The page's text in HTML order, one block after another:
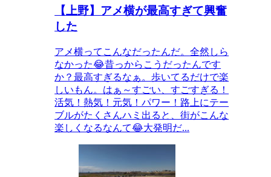
【上野】アメ横が最高すぎて興奮
した
アメ横ってこんなだったんだ。全然しら
なかった😂昔っからこうだったんです
か？最高すぎるなぁ。歩いてるだけで楽
しいもん。はぁ～すごい、すごすぎる！
活気！熱気！元気！パワー！路上にテー
ブルがたくさんハミ出ると、街がこんな
楽しくなるなんて😂大発明だ...